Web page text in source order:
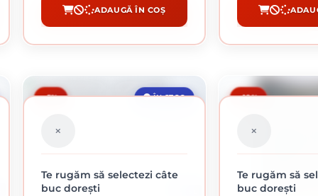
CUMPĂRĂ
ADAUGĂ ÎN COȘ
ÎN STOC
-5%
Te rugăm să selectezi câte
buc dorești
-10%
Te rugăm să
buc dorești